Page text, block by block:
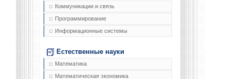
Коммуникации и связь
Программирование
Информационные системы
Естественные науки
Математика
Математическая экономика